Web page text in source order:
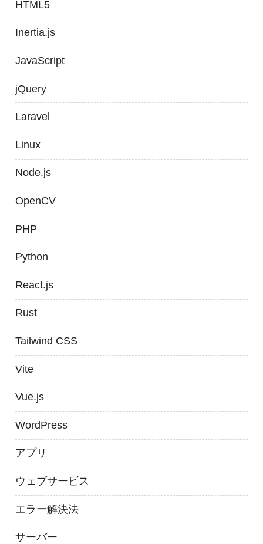
HTML5
Inertia.js
JavaScript
jQuery
Laravel
Linux
Node.js
OpenCV
PHP
Python
React.js
Rust
Tailwind CSS
Vite
Vue.js
WordPress
アプリ
ウェブサービス
エラー解決法
サーバー